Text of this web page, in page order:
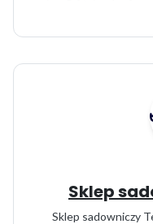
Sklep
Sklep sadowniczy